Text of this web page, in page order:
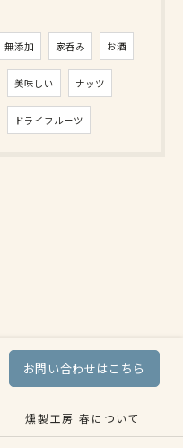
無添加 家呑み お酒
美味しい ナッツ
ドライフルーツ
お問い合わせはこちら
燻製工房 春について